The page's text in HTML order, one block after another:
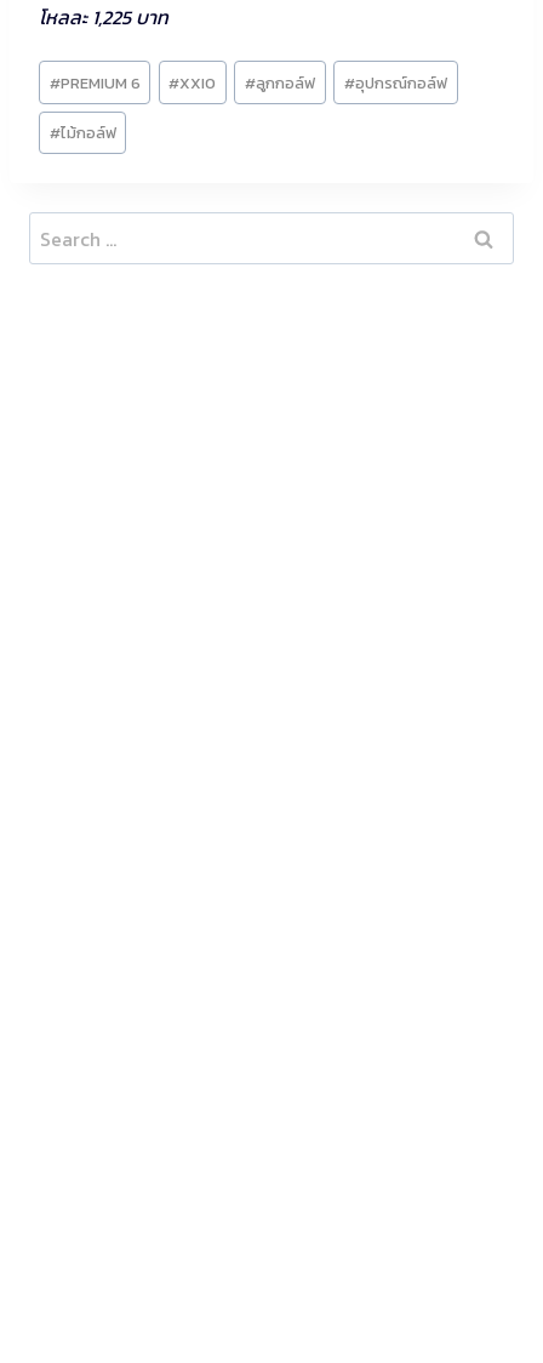
โหลละ 1,225 บาท
Post
Tags:
#PREMIUM 6 #XXIO #ลูกกอล์ฟ #อุปกรณ์กอล์ฟ
#ไม้กอล์ฟ
Search
for: